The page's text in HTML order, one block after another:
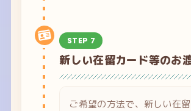
STEP 7
新しい在留カード等のお
ご希望の方法で、新しい在